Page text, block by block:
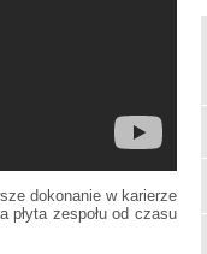
dokonanie w karierze
płyta zespołu od czasu